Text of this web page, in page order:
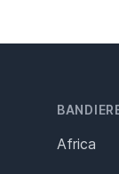
Africa